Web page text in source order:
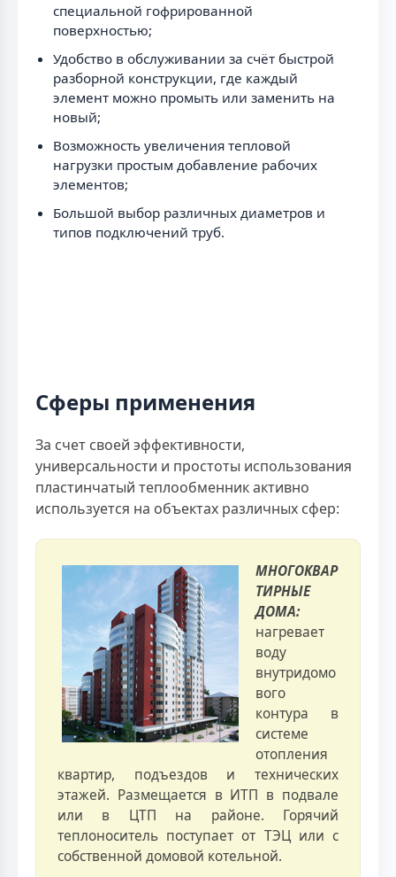
специальной гофрированной
поверхностью;
Удобство в обслуживании за счёт быстрой
разборной конструкции, где каждый
элемент можно промыть или заменить на
новый;
Возможность увеличения тепловой
нагрузки простым добавление рабочих
элементов;
Большой выбор различных диаметров и
типов подключений труб.
Сферы применения
За счет своей эффективности,
универсальности и простоты использования
пластинчатый теплообменник активно
используется на объектах различных сфер:
МНОГОКВАР
ТИРНЫЕ
ДОМА:
нагревает
воду
внутридомо
вого
контура в
системе
отопления
квартир, подъездов и технических
этажей. Размещается в ИТП в подвале
или в ЦТП на районе. Горячий
теплоноситель поступает от ТЭЦ или с
собственной домовой котельной.